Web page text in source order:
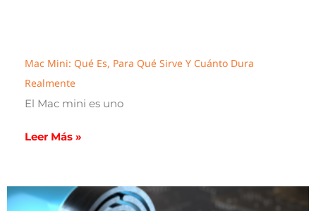
Mac Mini: Qué Es, Para Qué Sirve Y Cuánto Dura
Realmente
El Mac mini es uno
Leer Más »